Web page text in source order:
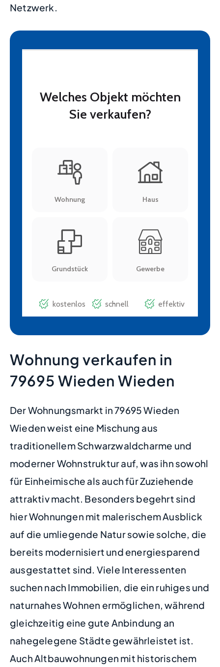
Netzwerk.
Wohnung verkaufen in
79695 Wieden Wieden
Der Wohnungsmarkt in 79695 Wieden
Wieden weist eine Mischung aus
traditionellem Schwarzwaldcharme und
moderner Wohnstruktur auf, was ihn sowohl
für Einheimische als auch für Zuziehende
attraktiv macht. Besonders begehrt sind
hier Wohnungen mit malerischem Ausblick
auf die umliegende Natur sowie solche, die
bereits modernisiert und energiesparend
ausgestattet sind. Viele Interessenten
suchen nach Immobilien, die ein ruhiges und
naturnahes Wohnen ermöglichen, während
gleichzeitig eine gute Anbindung an
nahegelegene Städte gewährleistet ist.
Auch Altbauwohnungen mit historischem